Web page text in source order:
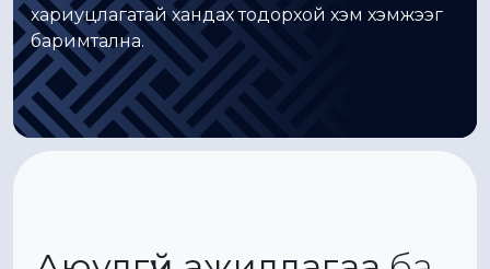
хариуцлагатай хандах тодорхой хэм хэмжээг
баримтална.